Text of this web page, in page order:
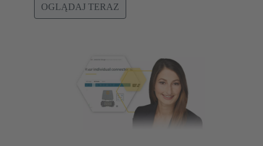
OGLĄDAJ TERAZ